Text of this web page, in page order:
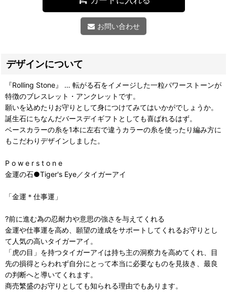
お問い合わせ
デザインについて
『Rolling Stone』 … 転がる石をイメージした一粒パワーストーンが
特徴のブレスレット・アンクレットです。
願いを込めたりお守りとして身につけてみてはいかがでしょうか。
誕生石にちなんだバースデイギフトとしても喜ばれるはず。
ベースカラーの糸を1本に左右で違うカラーの糸を使ったり編み方に
もこだわりデザインしました。
P o w e r s t o n e
金運の石●Tiger's Eye／タイガーアイ
「金運＊仕事運」
?前に進む為の忍耐力や意思の強さを与えてくれる
金運や仕事運を高め、願望の達成をサポートしてくれるお守りとし
て人気の高いタイガーアイ。
「虎の目」を持つタイガーアイは持ち主の洞察力を高めてくれ、目
先の損得とらわれず自分にとって本当に必要なものを見抜き、最良
の判断へと導いてくれます。
商売繁盛のお守りとしても知られる理由でもあります。